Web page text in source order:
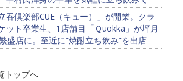
吞倶楽部CUE（キュー）」が開業。クラ
ット卒業生、1店舗目「Ｑuokka」が坪月
盛店に。至近に“焼酎立ち飲み”を出店
トップへ